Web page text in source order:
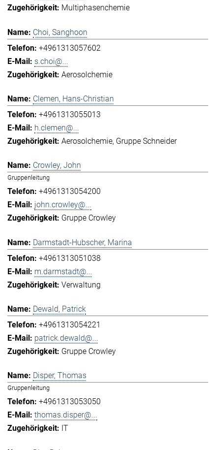
Multiphasenchemie
Choi, Sanghoon
+4961313057602
s.choi@...
Aerosolchemie
Clemen, Hans-Christian
+4961313055013
h.clemen@...
Aerosolchemie Gruppe Schneider
Crowley, John
Gruppenleitung
+4961313054200
john.crowley@...
Gruppe Crowley
Darmstadt-Hubscher, Marina
+4961313051038
m.darmstadt@...
Verwaltung
Dewald, Patrick
+4961313054221
patrick.dewald@...
Gruppe Crowley
Disper, Thomas
Gruppenleitung
+4961313053050
thomas.disper@...
IT